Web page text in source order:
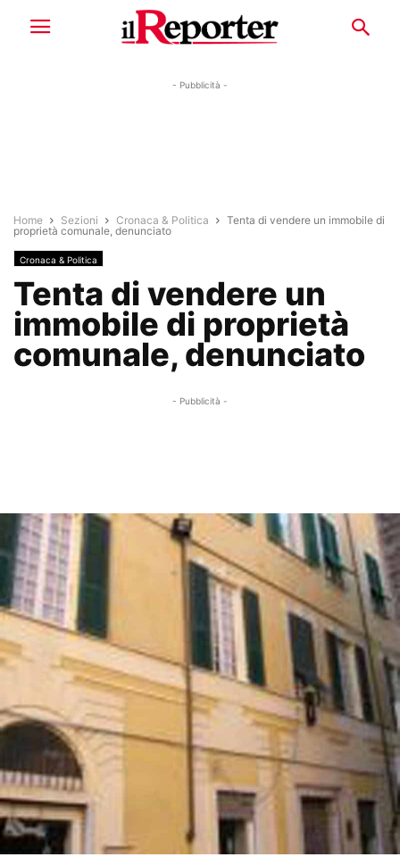
- Pubblicità -
Home Sezioni Cronaca & Politica
Tenta di vendere un immobile di
proprietà comunale, denunciato
Cronaca & Politica
Tenta di vendere un
immobile di proprietà
comunale, denunciato
- Pubblicità -